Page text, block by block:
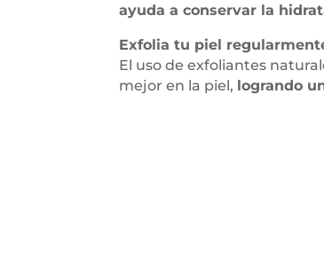
ayuda a conservar la
Exfolia tu piel
El uso de exfoliantes
mejor en la piel, logrando